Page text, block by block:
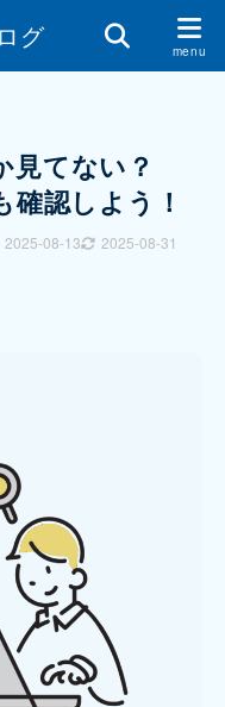
グ
見てない？
認しよう！
2025-08-13 2025-08-31